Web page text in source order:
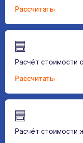
Рассчитать
Расчёт стоимости
Рассчитать
Расчёт стоимости